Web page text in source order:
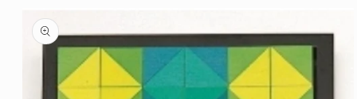
報にス
キップ